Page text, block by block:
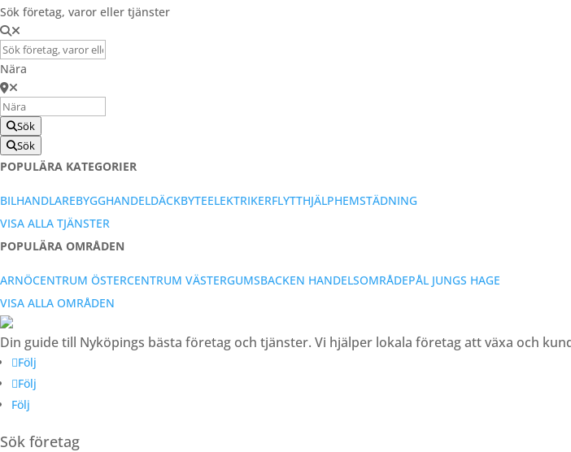
Sök företag, varor eller tjänster
Nära
Sök
Sök
POPULÄRA KATEGORIER
BILHANDLAREBYGGHANDELDÄCKBYTEELEKTRIKERFLYTTHJÄLPHEMSTÄDNING
VISA ALLA TJÄNSTER
POPULÄRA OMRÅDEN
ARNÖCENTRUM ÖSTERCENTRUM VÄSTERGUMSBACKEN HANDELSOMRÅDEPÅL JUNGS HAGE
VISA ALLA OMRÅDEN
Din guide till Nyköpings bästa företag och tjänster. Vi hjälper lokala företag att växa och
Följ
Följ
Följ
Sök företag